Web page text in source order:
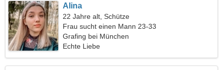
Alina
22 Jahre alt, Schütze
Frau sucht einen Mann 23-33
Grafing bei München
Echte Liebe